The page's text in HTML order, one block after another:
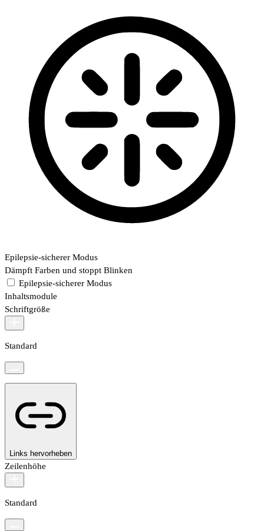
Epilepsie-sicherer Modus
Dämpft Farben und stoppt Blinken
Epilepsie-sicherer Modus
Inhaltsmodule
Schriftgröße
Standard
Links hervorheben
Zeilenhöhe
Standard